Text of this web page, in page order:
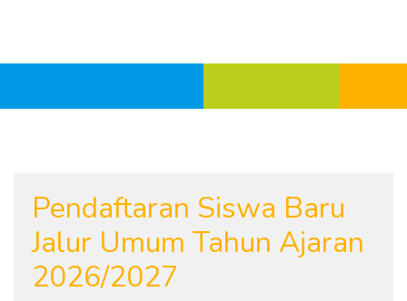
Pendaftaran Siswa Baru
Jalur Umum Tahun Ajaran
2026/2027